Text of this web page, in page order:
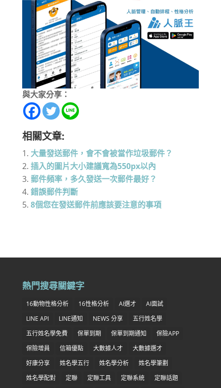
與大家分享：
相關文章:
大量發送郵件，會不會被當作垃圾郵件？
插入的圖片大小建議寬為550px以內
郵件頻率，多久發送一次郵件最好？
錯誤郵件判斷
8個您在發送郵件前應該要注意的事項
熱門搜尋關鍵字
16動物性格分析 16性格分析 AI選才
AI面試
LINE API
LINE通知 NEWS 分享
五行姓名學
五行姓名學免費
保單到期 保單到期通知
保險APP
保險增員
信箱優點 大數據人才
大數據選才
好康分享
姓名學五行 姓名學分析
姓名學筆劃
姓名學配對
定聯 定聯工具 定聯系統
定聯話題